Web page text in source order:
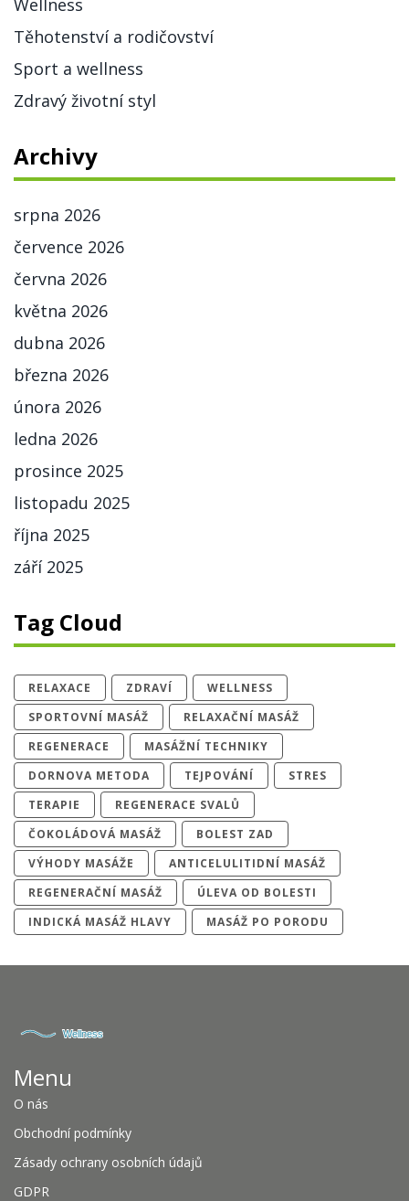
Wellness
Těhotenství a rodičovství
Sport a wellness
Zdravý životní styl
Archivy
srpna 2026
července 2026
června 2026
května 2026
dubna 2026
března 2026
února 2026
ledna 2026
prosince 2025
listopadu 2025
října 2025
září 2025
Tag Cloud
RELAXACE ZDRAVÍ
WELLNESS
SPORTOVNÍ MASÁŽ
RELAXAČNÍ MASÁŽ
REGENERACE
MASÁŽNÍ TECHNIKY
DORNOVA METODA
TEJPOVÁNÍ
STRES
TERAPIE
REGENERACE SVALŮ
ČOKOLÁDOVÁ MASÁŽ
BOLEST ZAD
VÝHODY MASÁŽE
ANTICELULITIDNÍ MASÁŽ
REGENERAČNÍ MASÁŽ
ÚLEVA OD BOLESTI
INDICKÁ MASÁŽ HLAVY
MASÁŽ PO PORODU
Menu
O nás
Obchodní podmínky
Zásady ochrany osobních údajů
GDPR